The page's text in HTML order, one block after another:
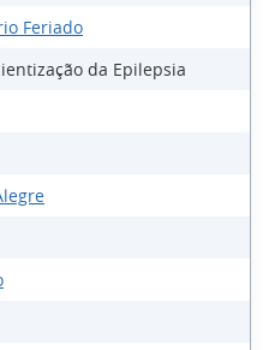
Feriado
da Epilepsia